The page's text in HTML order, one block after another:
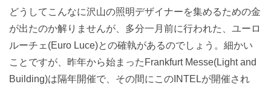
どうしてこんなに沢山の照明デザイナーを集めるための金
が出たのか解りませんが、多分一月前に行われた、ユーロ
ルーチェ(Euro Luce)との確執があるのでしょう。細かい
ことですが、昨年から始まったFrankfurt Messe(Light and
Building)は隔年開催で、その間にこのINTELが開催され